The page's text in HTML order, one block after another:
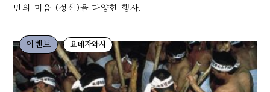
민의 마음 (정신)을 다양한 행사.
이벤트 요네자와시